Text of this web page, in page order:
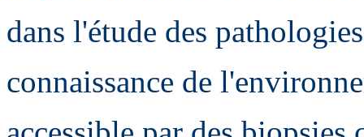
dans l'étude des
connaissance de